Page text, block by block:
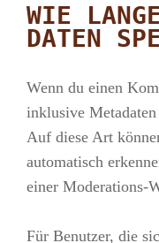
WIE
DATEN
Wenn du einen
inklusive
Auf diese Art
automatisch
einer Moderations-
Für Benutzer, die